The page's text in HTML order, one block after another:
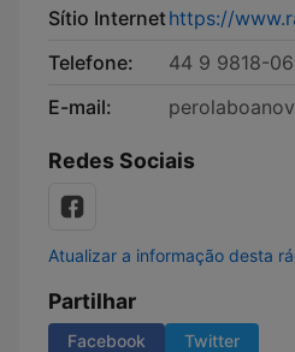
Sítio Internethttps://
Telefone:
44 9 9818-
E-mail:
Redes Sociais
Atualizar a informação desta
Partilhar
Facebook Twitter